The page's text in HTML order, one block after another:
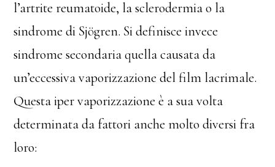
l’artrite reumatoide, la sclerodermia o la
sindrome di Sjögren. Si definisce invece
sindrome secondaria quella causata da
un’eccessiva vaporizzazione del film lacrimale.
Questa iper vaporizzazione è a sua volta
determinata da fattori anche molto diversi fra
loro: